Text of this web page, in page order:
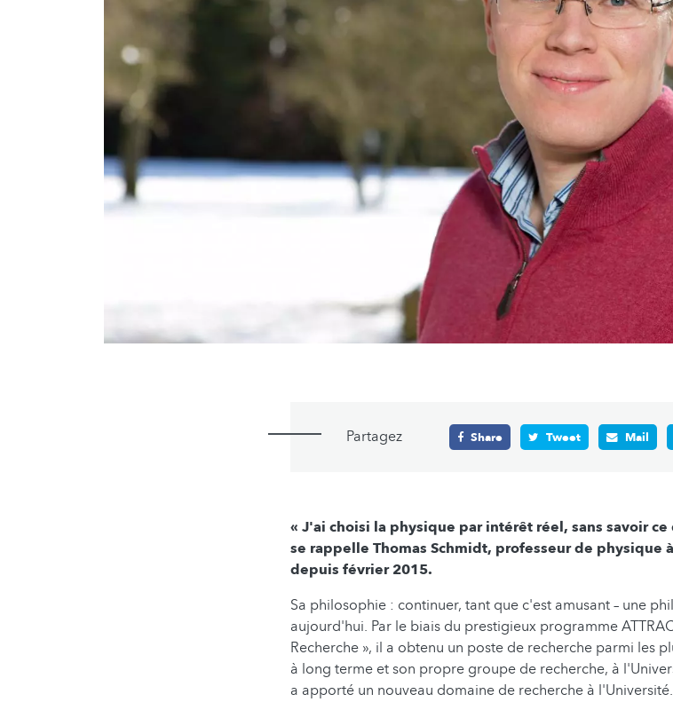
Partagez Share Tweet Mail
« J'ai choisi la physique par intérêt réel, sans savoir
se rappelle Thomas Schmidt, professeur de physique
depuis février 2015.
Sa philosophie : continuer, tant que c'est amusant – une
aujourd'hui. Par le biais du prestigieux programme
Recherche », il a obtenu un poste de recherche parmi les
à long terme et son propre groupe de recherche, à
a apporté un nouveau domaine de recherche à l'Université.